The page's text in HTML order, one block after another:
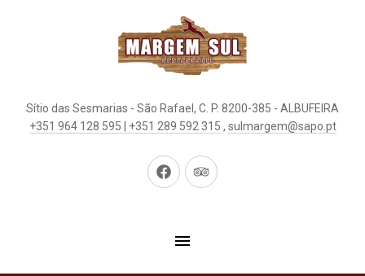
Sítio das Sesmarias - São Rafael, C. P. 8200-385 - ALBUFEIRA
+351 964 128 595 | +351 289 592 315 , sulmargem@sapo.pt
New
New